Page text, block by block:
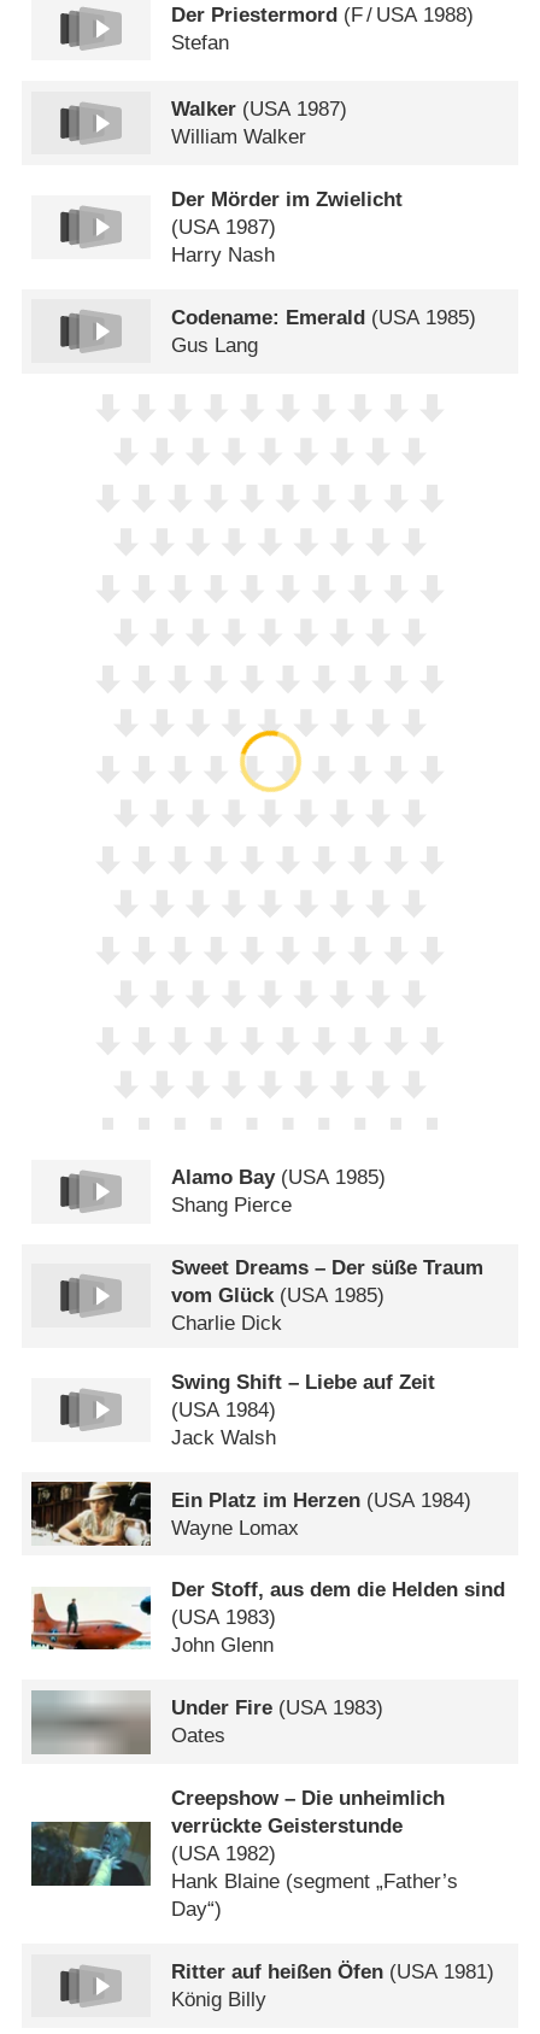
Der Priestermord (F/ USA1988)
Stefan
Walker (USA1987)
William Walker
Der Mörder im Zwielicht
(USA1987)
Harry Nash
Codename: Emerald (USA 1985)
Gus Lang
Alamo Bay(USA1985)
Shang Pierce
Sweet Dreams – Der süße Traum
vom Glück(USA1985)
Charlie Dick
Swing Shift – Liebe auf Zeit
(USA 1984)
Jack Walsh
Ein Platz im Herzen (USA 1984)
Wayne Lomax
Der Stoff, aus dem die Helden sind
(USA1983)
John Glenn
Under Fire (USA1983)
Oates
Creepshow – Die unheimlich
verrückte Geisterstunde
(USA1982)
Hank Blaine (segment „Father’s
Day“)
Ritter auf heißen Öfen (USA1981)
König Billy